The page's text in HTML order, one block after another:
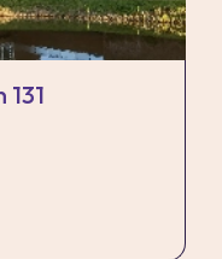
het recht
gegadigde van
informatie in